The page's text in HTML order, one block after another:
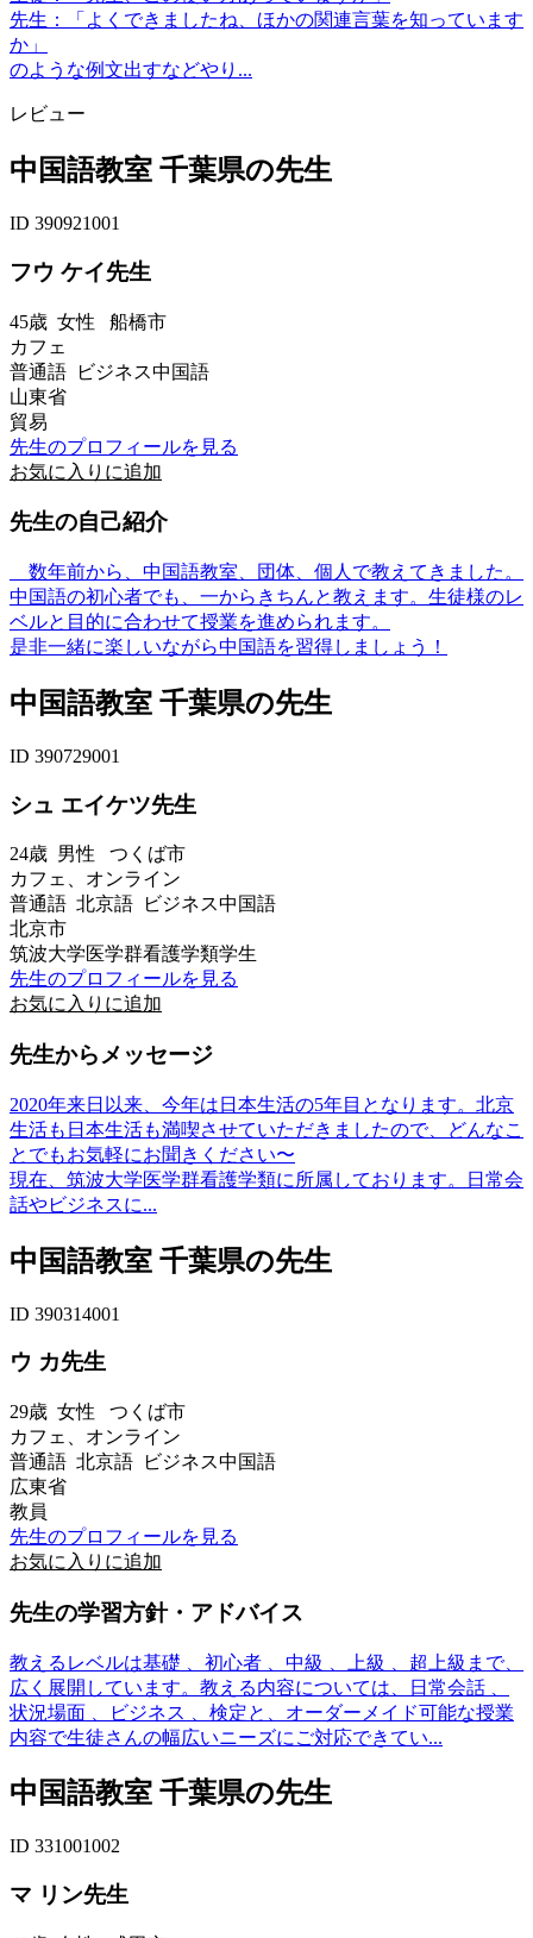
先生：「よくできましたね、ほかの関連言葉を知っています
か」
のような例文出すなどやり...
レビュー
中国語教室 千葉県の先生
ID 390921001
フウ ケイ先生
45歳 女性 船橋市
カフェ
普通語 ビジネス中国語
山東省
貿易
先生のプロフィールを見る
お気に入りに追加
先生の自己紹介
数年前から、中国語教室、団体、個人で教えてきました。
中国語の初心者でも、一からきちんと教えます。生徒様のレ
ベルと目的に合わせて授業を進められます。
是非一緒に楽しいながら中国語を習得しましょう！
中国語教室 千葉県の先生
ID 390729001
シュ エイケツ先生
24歳 男性 つくば市
カフェ、オンライン
普通語 北京語 ビジネス中国語
北京市
筑波大学医学群看護学類学生
先生のプロフィールを見る
お気に入りに追加
先生からメッセージ
2020年来日以来、今年は日本生活の5年目となります。北京
生活も日本生活も満喫させていただきましたので、どんなこ
とでもお気軽にお聞きください〜
現在、筑波大学医学群看護学類に所属しております。日常会
話やビジネスに...
中国語教室 千葉県の先生
ID 390314001
ウ カ先生
29歳 女性 つくば市
カフェ、オンライン
普通語 北京語 ビジネス中国語
広東省
教員
先生のプロフィールを見る
お気に入りに追加
先生の学習方針・アドバイス
教えるレベルは基礎 、初心者 、中級 、上級 、超上級まで、
広く展開しています。教える内容については、日常会話 、
状況場面 、ビジネス 、検定と、オーダーメイド可能な授業
内容で生徒さんの幅広いニーズにご対応できてい...
中国語教室 千葉県の先生
ID 331001002
マ リン先生